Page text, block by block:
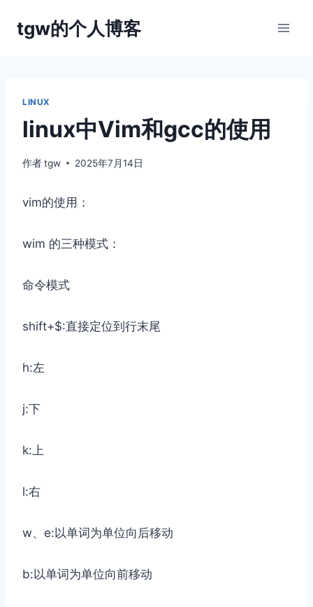
tgw的个人博客
LINUX
linux中Vim和gcc的使用
作者tgw 2025年7月14日
vim的使用：
wim 的三种模式：
命令模式
shift+$:直接定位到行末尾
h:左
j:下
k:上
l:右
w、e:以单词为单位向后移动
b:以单词为单位向前移动